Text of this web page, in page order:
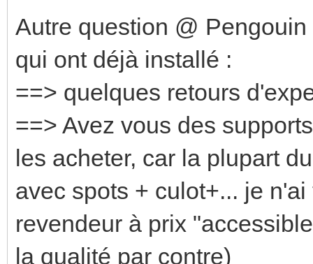
Autre question @
qui ont déjà installé :
==> quelques retours
==> Avez vous des
les acheter, car la plupart
avec spots + culot+... je
revendeur à prix
la qualité par contre)